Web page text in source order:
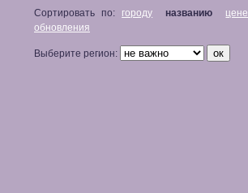
Сортировать по: городу названию цене
обновления
Выберите регион: